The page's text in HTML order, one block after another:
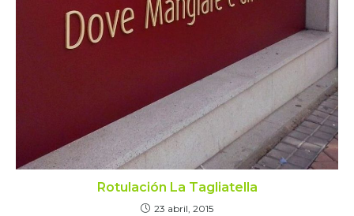
Rotulación La Tagliatella
23 abril, 2015